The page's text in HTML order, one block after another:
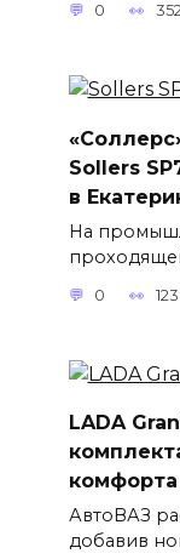
0
Sollers
в
На
0 123
LADA
комфорта
АвтоВАЗ
добавив